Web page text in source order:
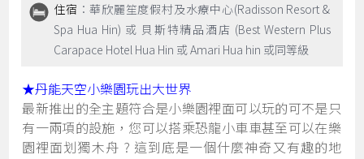
住宿 ：華欣麗笙度假村及水療中心(Radisson Resort &
Spa Hua Hin) 或 貝斯特精品酒店 (Best Western Plus
Carapace Hotel Hua Hin 或 Amari Hua hin 或同等級
★丹能天空小樂園玩出大世界
最新推出的全主題符合是小樂園裡面可以玩的可不是只
有一兩項的設施，您可以搭乘恐龍小車車甚至可以在樂
園裡面划獨木舟 ? 這到底是一個什麼神奇又有趣的地